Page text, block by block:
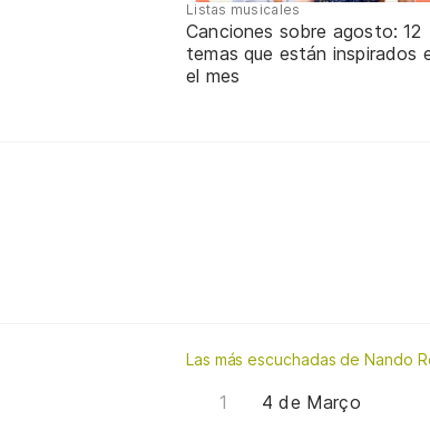
Listas musicales
Canciones sobre agosto: 12
temas que están inspirados
el mes
Las más escuchadas de Nando
4 de Março